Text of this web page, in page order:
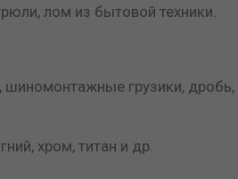
лом из бытовой техники.
грузики,
хром, титан и др.